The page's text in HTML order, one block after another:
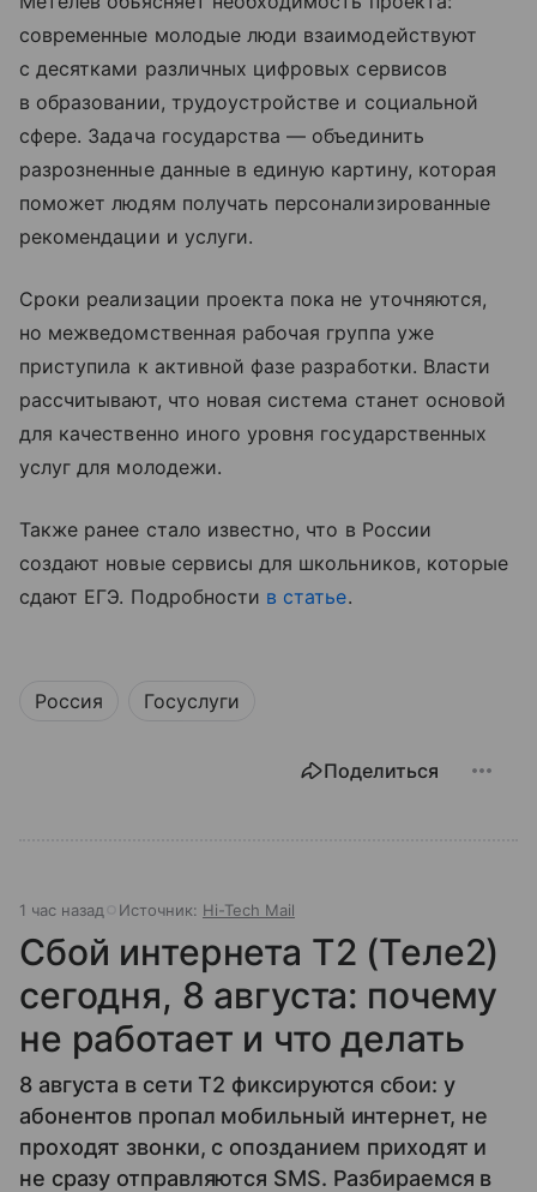
современные молодые люди взаимодействуют
с десятками различных цифровых сервисов
в образовании, трудоустройстве и социальной
сфере. Задача государства — объединить
разрозненные данные в единую картину, которая
поможет людям получать персонализированные
рекомендации и услуги.
Сроки реализации проекта пока не уточняются,
но межведомственная рабочая группа уже
приступила к активной фазе разработки. Власти
рассчитывают, что новая система станет основой
для качественно иного уровня государственных
услуг для молодежи.
Также ранее стало известно, что в России
создают новые сервисы для школьников, которые
сдают ЕГЭ. Подробности в статье.
Россия Госуслуги
Поделиться
1 час назад Источник: Hi-Tech Mail
Сбой интернета T2 (Теле2)
сегодня, 8 августа: почему
не работает и что делать
8 августа в сети T2 фиксируются сбои: у
абонентов пропал мобильный интернет, не
проходят звонки, с опозданием приходят и
не сразу отправляются SMS. Разбираемся в